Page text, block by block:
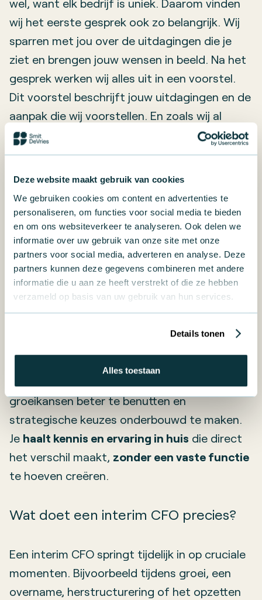
Deze website maakt gebruik van cookies
We gebruiken cookies om content en advertenties te
personaliseren, om functies voor social media te bieden
en om ons websiteverkeer te analyseren. Ook delen we
informatie over uw gebruik van onze site met onze
partners voor social media, adverteren en analyse. Deze
partners kunnen deze gegevens combineren met andere
informatie die u aan ze heeft verstrekt of die ze hebben
verzameld op basis van uw gebruik van hun services.
Details tonen
Alles toestaan
wel, want elk bedrijf is uniek. Daarom vinden
wij het eerste gesprek ook zo belangrijk. Wij
sparren met jou over de uitdagingen die je
ziet en brengen jouw wensen in beeld. Na het
gesprek werken wij alles uit in een voorstel.
Dit voorstel beschrijft jouw uitdagingen en de
aanpak die wij voorstellen. En zoals wij al
eerder schreven, die aanpak is geen
standaardaanpak maar sluit aan bij jouw
Veelgestelde vragen over
het inhuren van een
(interim of shared) CFO
groeikansen beter te benutten en
strategische keuzes onderbouwd te maken.
Je haalt kennis en ervaring in huis die direct
het verschil maakt, zonder een vaste functie
te hoeven creëren.
Wat doet een interim CFO precies?
Een interim CFO springt tijdelijk in op cruciale
momenten. Bijvoorbeeld tijdens groei, een
overname, herstructurering of het opzetten